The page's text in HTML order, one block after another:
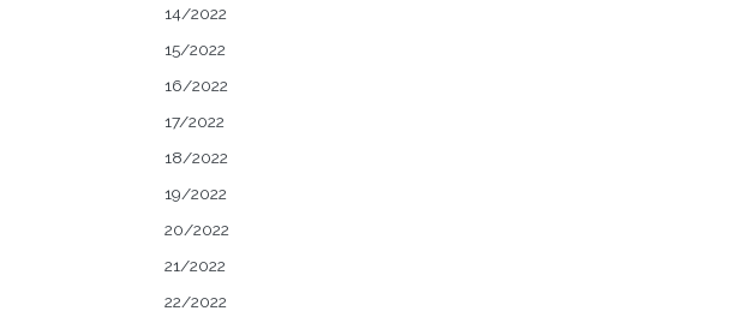
14/2022
15/2022
16/2022
17/2022
18/2022
19/2022
20/2022
21/2022
22/2022